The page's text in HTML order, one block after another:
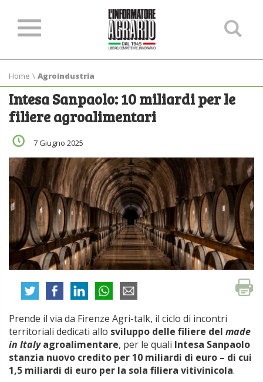
Home \ Agroindustria
Intesa Sanpaolo: 10 miliardi per le
filiere agroalimentari
7 Giugno 2025
Prende il via da Firenze Agri-talk, il ciclo di incontri
territoriali dedicati allo sviluppo delle filiere del made
in Italyagroalimentare, per le quali Intesa Sanpaolo
stanzia nuovo credito per 10 miliardi di euro – di cui
1,5 miliardi di euro per la sola filiera vitivinicola.